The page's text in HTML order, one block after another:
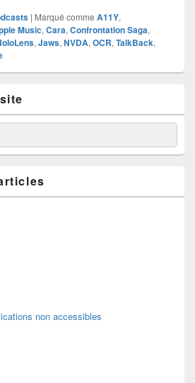
| Marqué comme A11Y,
Music, Cara, Confrontation Saga,
, Jaws, NVDA, OCR, TalkBack,
non accessibles